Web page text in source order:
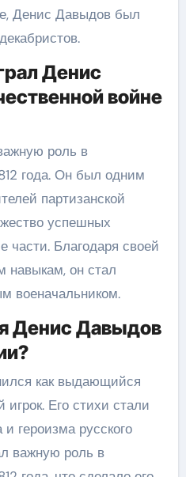
Денис Давыдов был
Денис
войне
роль в
года. Он был одним
партизанской
успешных
части. Благодаря своей
навыкам, он стал
военачальником.
Денис Давыдов
как выдающийся
Его стихи стали
героизма русского
важную роль в